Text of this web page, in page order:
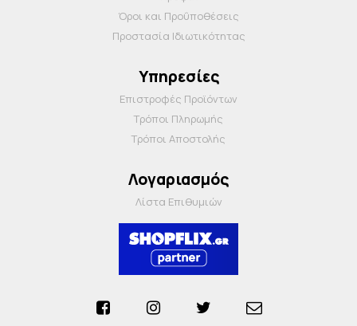
Όροι και Προΰποθέσεις
Προστασία Ιδιωτικότητας
Υπηρεσίες
Επιστροφές Προϊόντων
Τρόποι Πληρωμής
Τρόποι Αποστολής
Λογαριασμός
Λίστα Επιθυμιών